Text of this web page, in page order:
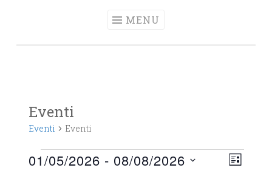
MENU
Eventi
Eventi Eventi
Eventi
Viste
LISTA
01/05/2026 - 08/08/2026